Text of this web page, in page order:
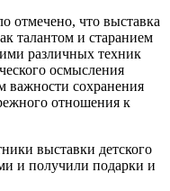
отмечено, что выставка
талантом и старанием
различных техник
осмысления
важности сохранения
отношения к
выставки детского
и получили подарки и